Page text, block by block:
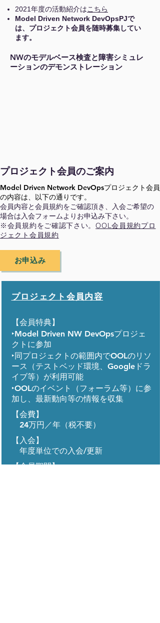
​2021年度の活動紹介はこちら
Model Driven Network DevOpsPJで
は、プロジェクト会員を随時募集してい
ます。
NWのモデルベース検査と障害シミュレ
ーションのデモンストレーション
プロジェクト会員のご案内
Model Driven Network DevOpsプロジェクト会員
の内容は、以下の通りです。
​会員内容と会員規約をご確認頂き、入会ご希望の
場合は入会フォームよりお申込み下さい。
​※会員規約をご確認下さい。OOL会員規約プロ
ジェクト会員規約
お申込み
プロジェクト会員内容
​【会員特典】
‣Model Driven NW DevOpsプロジェ
クトに参加
‣同プロジェクトの範囲内でOOLのリソ
ース（テストベッド環境、Googleドラ
イブ等）が利用可能
‣OOLのイベント（フォーラム等）に参
加し、最新動向等の情報を収集
​【会費】
24万円／年（税不要）
​【入会】
​ 年度単位での入会/更新
​【会員期間】